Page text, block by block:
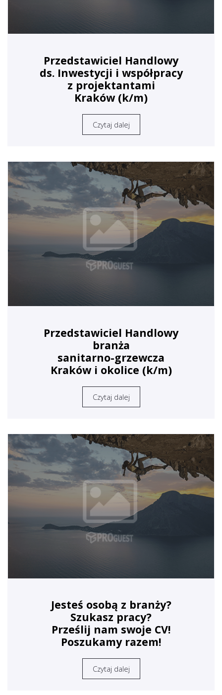
Przedstawiciel Handlowy
ds. Inwestycji i współpracy
z projektantami
Kraków (k/m)
Czytaj dalej
Przedstawiciel Handlowy
branża
sanitarno-grzewcza
Kraków i okolice (k/m)
Czytaj dalej
Jesteś osobą z branży?
Szukasz pracy?
Prześlij nam swoje CV!
Poszukamy razem!
Czytaj dalej